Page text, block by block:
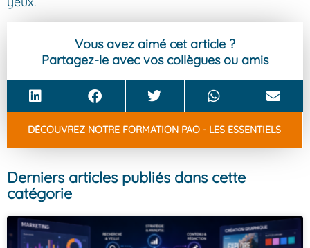
Vous avez aimé cet article ?
Partagez-le avec vos collègues ou amis
DÉCOUVREZ NOTRE FORMATION PAO - LES ESSENTIELS
Derniers articles publiés dans cette
catégorie